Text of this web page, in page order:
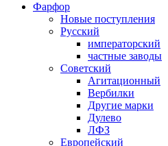
Фарфор
Новые поступления
Русский
императорский
частные заводы
Советский
Агитационный
Вербилки
Другие марки
Дулево
ЛФЗ
Европейский